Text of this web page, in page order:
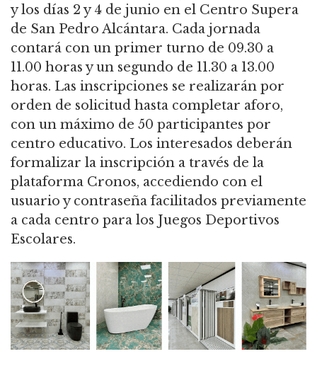
y los días 2 y 4 de junio en el Centro Supera
de San Pedro Alcántara. Cada jornada
contará con un primer turno de 09.30 a
11.00 horas y un segundo de 11.30 a 13.00
horas. Las inscripciones se realizarán por
orden de solicitud hasta completar aforo,
con un máximo de 50 participantes por
centro educativo. Los interesados deberán
formalizar la inscripción a través de la
plataforma Cronos, accediendo con el
usuario y contraseña facilitados previamente
a cada centro para los Juegos Deportivos
Escolares.